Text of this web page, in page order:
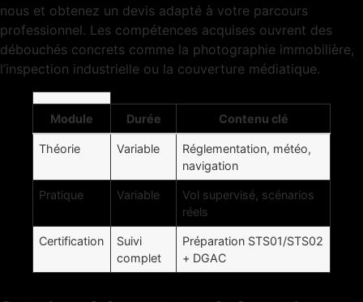
nous et obtenez un devis adapté à votre parcours
professionnel. Les compétences acquises ouvrent des
débouchés concrets comme la photographie immobilière,
l’inspection industrielle ou la couverture médiatique.
Module Durée Contenu clé
Théorie Variable
Réglementation, météo,
navigation
Pratique Variable
Vol supervisé, scénarios
réels
Certification
Suivi
complet
Préparation STS01/STS02
+ DGAC